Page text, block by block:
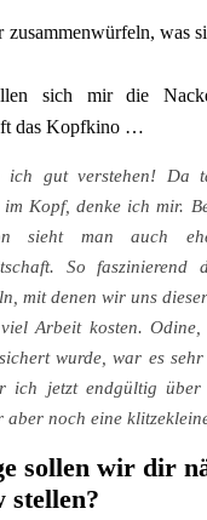
was
sich mir die
das Kopfkino …
gut verstehen! Da
Kopf, denke ich mir.
sieht man auch
So faszinierend
mit denen wir uns
Arbeit kosten.
wurde, war es
ich jetzt endgültig über
aber noch eine
sollen wir dir
stellen?